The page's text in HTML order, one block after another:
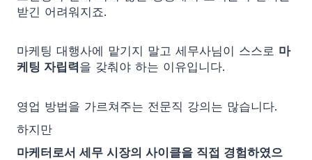
받긴 어려워지죠.
마케팅 대행사에 맡기지 말고 세무사님이 스스로 마
케팅 자립력을 갖춰야 하는 이유입니다.
영업 방법을 가르쳐주는 전문직 강의는 많습니다.
하지만
마케터로서 세무 시장의 사이클을 직접 경험하였으